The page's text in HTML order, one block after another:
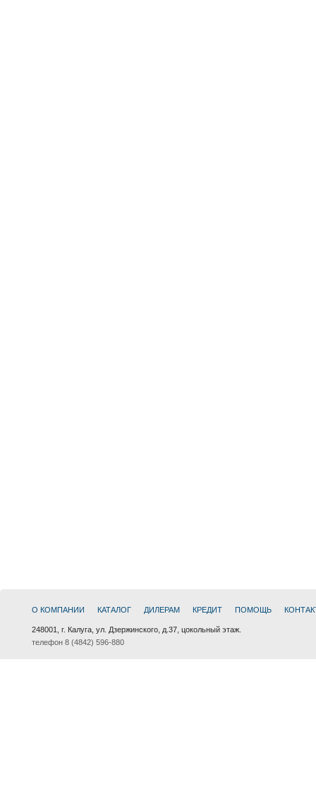
О КОМПАНИИ КАТАЛОГ ДИЛЕРАМ КРЕДИТ ПОМОЩЬ
248001, г. Калуга, ул. Дзержинского, д.37, цокольный этаж.
телефон 8 (4842) 596-880